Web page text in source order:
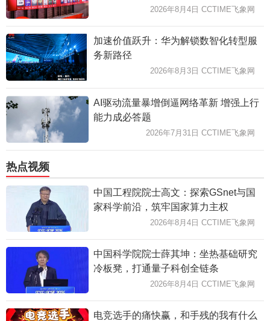
2026年8月4日 CCTIME飞象网
加速价值跃升：华为解锁数智化转型服
务新路径
2026年8月3日 CCTIME飞象网
AI驱动流量暴增倒逼网络革新 增强上行
能力成必答题
2026年7月31日 CCTIME飞象网
热点视频
中国工程院院士高文：探索GSnet与国
家科学前沿，筑牢国家算力主权
2026年8月4日 CCTIME飞象网
中国科学院院士薛其坤：坐热基础研究
冷板凳，打通量子科创全链条
2026年8月4日 CCTIME飞象网
电竞选手的痛快赢，和手残的我有什么